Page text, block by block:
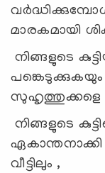
മാരകമായി
നിങ്ങളുടെ
പങ്കെടുക്കുകയും
സുഹൃത്തുക്കളെ
നിങ്ങളുടെ
ഏകാന്തനാക്കി
വീട്ടിലും ,